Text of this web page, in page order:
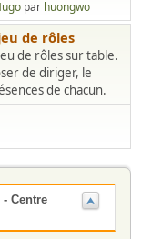
par huongwo
de rôles
de rôles sur table.
de diriger, le
de chacun.
Centre